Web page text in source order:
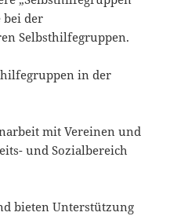
der
Selbsthilfegruppen.
in der
mit Vereinen und
und Sozialbereich
bieten Unterstützung